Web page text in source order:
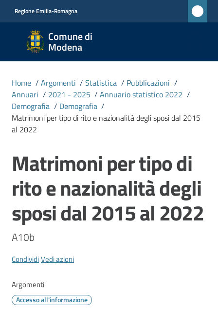
Regione Emilia-Romagna
Comune di
Modena
Comune
di
Modena
CIVICA
MONET
Novità
Servizi
Vivere
Modena
Argomenti
Menu selezionato
Home / Argomenti / Statistica / Pubblicazioni /
Annuari / 2021 - 2025 / Annuario statistico 2022 /
Demografia / Demografia /
Matrimoni per tipo di rito e nazionalità degli sposi dal 2015
al 2022
Salta al contenuto
Matrimoni per tipo di
rito e nazionalità degli
sposi dal 2015 al 2022
A10b
CondividiVedi azioni
Argomenti
Accesso all'informazione